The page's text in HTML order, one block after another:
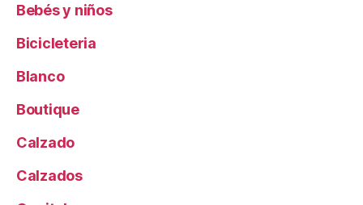
Bebés y niños
Bicicleteria
Blanco
Boutique
Calzado
Calzados